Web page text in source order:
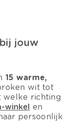
jouw
15 warme,
wit tot
welke richting
winkel en
persoonlijk